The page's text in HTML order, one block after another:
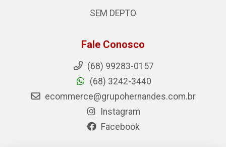
SEM DEPTO
Fale Conosco
(68) 99283-0157
(68) 3242-3440
ecommerce@grupohernandes.com.br
Instagram
Facebook